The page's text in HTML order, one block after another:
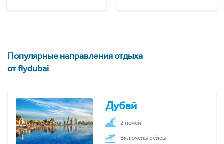
Популярные направления отдыха
от flydubai
Дубай
2 ночей
Включены рейсы